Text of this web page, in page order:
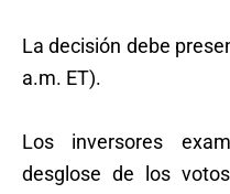
La decisión debe
a.m. ET).
Los inversores
desglose de los